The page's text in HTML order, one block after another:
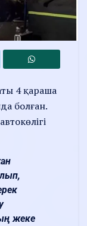
4 қараша
болған.
жеке